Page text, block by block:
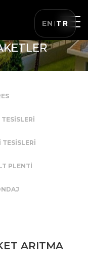
EN | TR
TESİSLERİ
PLENTİ
ARITMA